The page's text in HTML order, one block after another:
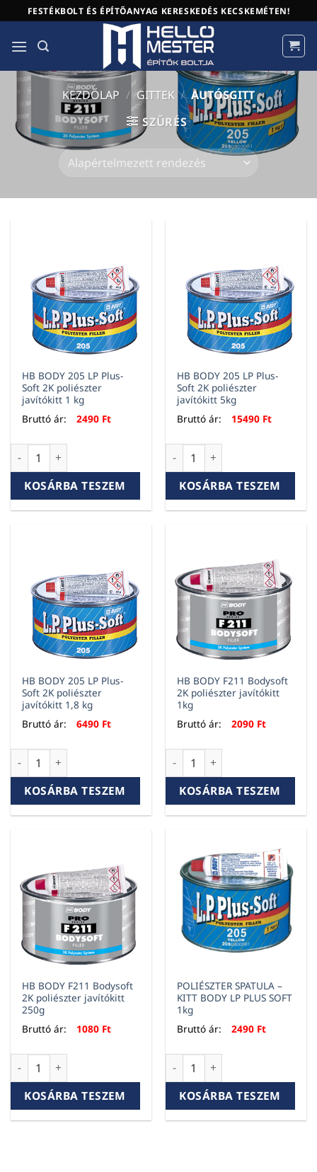
to
content
FESTÉKBOLT ÉS ÉPÍTŐANYAG KERESKEDÉS KECSKEMÉTEN!
KEZDŐLAP / GITTEK / AUTÓSGITT
SZŰRÉS
HB BODY 205 LP Plus-
Soft 2K poliészter
javítókitt 1 kg
Bruttó ár:
2490 Ft
HB BODY 205 LP Plus-Soft 2K poliészter javítókitt 1 kg
KOSÁRBA TESZEM
HB BODY 205 LP Plus-
Soft 2K poliészter
javítókitt 5kg
Bruttó ár:
15490 Ft
HB BODY 205 LP Plus-Soft
KOSÁRBA TESZEM
HB BODY 205 LP Plus-
Soft 2K poliészter
javítókitt 1,8 kg
Bruttó ár:
6490 Ft
HB BODY 205 LP Plus-Soft 2K poliészter javítókitt 1,8 kg
KOSÁRBA TESZEM
HB BODY F211 Bodysoft
2K poliészter javítókitt
1kg
Bruttó ár:
2090 Ft
HB BODY F211 Bodysoft 2K
KOSÁRBA TESZEM
HB BODY F211 Bodysoft
2K poliészter javítókitt
250g
Bruttó ár:
1080 Ft
HB BODY F211 Bodysoft 2K poliészter javítókitt 250g
KOSÁRBA TESZEM
POLIÉSZTER SPATULA –
KITT BODY LP PLUS SOFT
1kg
Bruttó ár:
2490 Ft
POLIÉSZTER SPATULA - KITT
KOSÁRBA TESZEM